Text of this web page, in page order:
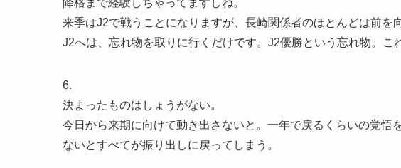
降格まで経験しちゃってますしね。
来季はJ2で戦うことになりますが、長崎関係者のほとんどは前を
J2へは、忘れ物を取りに行くだけです。J2優勝という忘れ物。こ
6.
決まったものはしょうがない。
今日から来期に向けて動き出さないと。一年で戻るくらいの覚悟
ないとすべてが振り出しに戻ってしまう。